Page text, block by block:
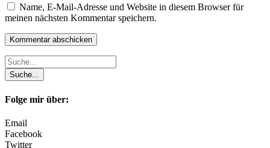
Name, E-Mail-Adresse und Website in diesem Browser für
meinen nächsten Kommentar speichern.
Folge mir über:
Email
Facebook
Twitter